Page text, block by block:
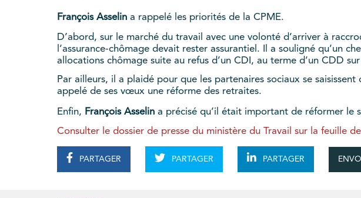
François Asselin a rappelé les priorités de la CPME.
D’abord, sur le marché du travail avec une volonté d’arriver à
l’assurance-chômage devait rester assurantiel. Il a souligné qu’un
allocations chômage suite au refus d’un CDI, au terme d’un CDD
Par ailleurs, il a plaidé pour que les partenaires sociaux se
appelé de ses vœux une réforme des retraites.
Enfin, François Asselin a précisé qu’il était important de réformer le
Consulter le dossier de presse du ministère du Travail sur la feuille
PARTAGER PARTAGER PARTAGER